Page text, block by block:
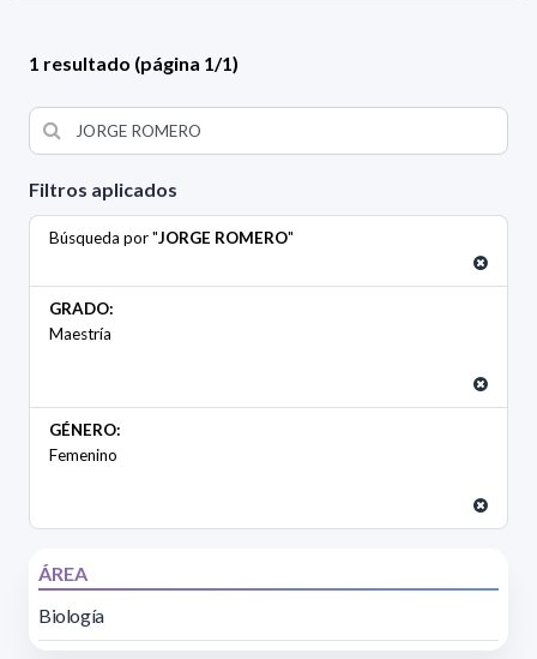
Filtros aplicados
Búsqueda por "JORGE ROMERO"
GRADO:
Maestría
GÉNERO:
Femenino
ÁREA
Biología
1 resultado (página 1/1)